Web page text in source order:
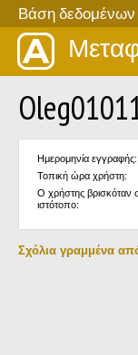
Βάση δεδομένων
Ημερομηνία εγγραφής:
Τοπική ώρα χρήστη:
Ο χρήστης βρισκόταν
ιστότοπο:
Σχόλια γραμμένα